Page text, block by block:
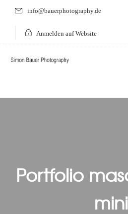
info@bauerphotography.de
Anmelden auf Website
Portfolio
mini